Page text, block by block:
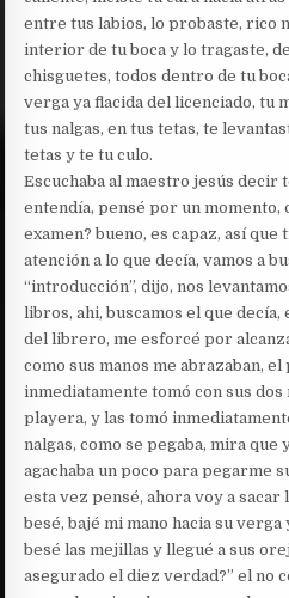
entre tus labios, lo probaste, rico
interior de tu boca y lo tragaste,
chisguetes, todos dentro de tu
verga ya flacida del licenciado, tu
tus nalgas, en tus tetas, te
tetas y te tu culo.
Escuchaba al maestro jesús decir
entendía, pensé por un momento,
examen? bueno, es capaz, así
atención a lo que decía, vamos a
“introducción”, dijo, nos
libros, ahi, buscamos el que
del librero, me esforcé por
como sus manos me abrazaban,
inmediatamente tomó con sus
playera, y las tomó
nalgas, como se pegaba, mira
agachaba un poco para pegarme
esta vez pensé, ahora voy a
besé, bajé mi mano hacia su
besé las mejillas y llegué a sus
asegurado el diez verdad?” el no